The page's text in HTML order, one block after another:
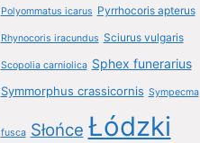
Polyommatus icarus Pyrrhocoris apterus
Rhynocoris iracundus Sciurus vulgaris
Scopolia carniolica Sphex funerarius
Symmorphus crassicornis Sympecma
fusca Słońce Łódzki